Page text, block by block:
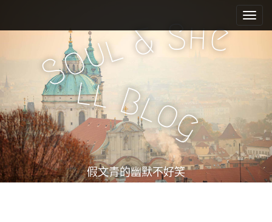
e
n
u
i
c
n
t
e
n
t
S
oul&She
ll Blog
假文青的幽默不好笑